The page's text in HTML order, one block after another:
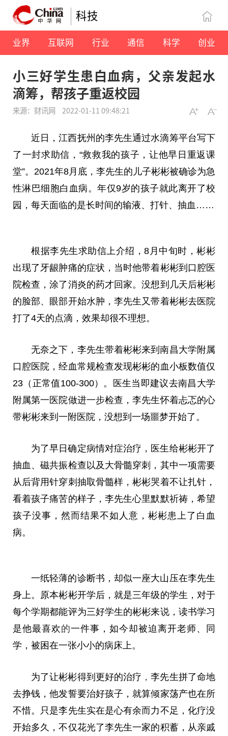
科技
业界 互联网 行业 通信 科学 创业
小三好学生患白血病，父亲发起水
滴筹，帮孩子重返校园
来源：财讯网 2022-01-11 09:48:21
近 日，江西抚州的李先生通过水滴筹平台写下
了一封求助信，“救救我的孩子，让他早日重返课
堂”。2021年8月底，李先生的儿子彬彬被确诊为急
性淋巴细胞白血病。年仅9岁的孩子就此离开了校
园，每天面临的是长时间的输液、打针、抽血……
根据李先生求助信上介绍，8月中旬时，彬彬
出现了牙龈肿痛的症状，当时他带着彬彬到口腔医
院检查，涂了消炎的药才回家。没想到几天后彬彬
的脸部、眼部开始水肿，李先生又带着彬彬去医院
打了4天的点滴，效果却很不理想。
无奈之下，李先生带着彬彬来到南昌大学附属
口腔医院，经血常规检查发现彬彬的血小板数值仅
23（正常值100-300）。医生当即建议去南昌大学
附属第一医院做进一步检查，李先生怀着忐忑的心
带彬彬来到一附医院，没想到一场噩梦开始了。
为了早日确定病情对症治疗，医生给彬彬开了
抽血、磁共振检查以及大骨髓穿刺，其中一项需要
从后背用针穿刺抽取骨髓样，彬彬哭着不让扎针，
看着孩子痛苦的样子，李先生心里默默祈祷，希望
孩子没事，然而结果不如人意，彬彬患上了白血
病。
一纸轻薄的诊断书，却似一座大山压在李先生
身上。原本彬彬开学后，就是三年级的学生，对于
每个学期都能评为三好学生的彬彬来说，读书学习
是他最喜欢的一件事，如今却被迫离开老师、同
学，被困在一张小小的病床上。
为了让彬彬得到更好的治疗 ，李先生拼了命地
去挣钱，他发誓要治好孩子，就算倾家荡产也在所
不惜。只是李先生实在是心有余而力不足，化疗没
开始多久，不仅花光了李先生一家的积蓄，从亲戚